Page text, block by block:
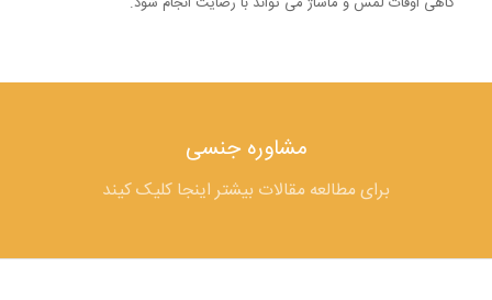
مشاوره جنسی
برای مطالعه مقالات بیشتر اینجا کلیک کیند